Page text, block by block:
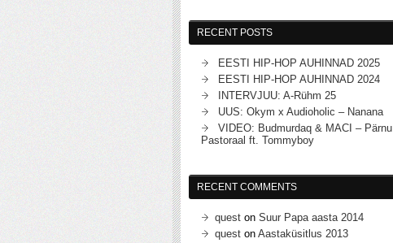
RECENT POSTS
EESTI HIP-HOP AUHINNAD 2025
EESTI HIP-HOP AUHINNAD 2024
INTERVJUU: A-Rühm 25
UUS: Okym x Audioholic – Nanana
VIDEO: Budmurdaq & MACI – Pärnu
Pastoraal ft. Tommyboy
RECENT COMMENTS
quest on Suur Papa aasta 2014
quest on Aastaküsitlus 2013